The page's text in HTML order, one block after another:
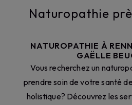
Naturopathie
NATUROPATHIE À
GAËLLE
Vous recherchez un
prendre soin de votre santé
holistique? Découvrez les